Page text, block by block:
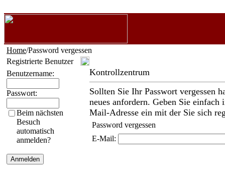
Home/Password vergessen
Registrierte Benutzer
Benutzername:
Passwort:
Beim nächsten
Besuch
automatisch
anmelden?
Kontrollzentrum
Sollten Sie Ihr Passwort vergessen
neues anfordern. Geben Sie
Mail-Adresse ein mit der Sie sich
Password vergessen
E-Mail: